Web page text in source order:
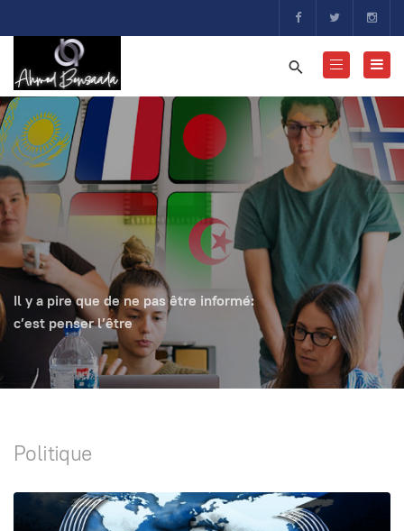
Il y a pire que de ne pas être informé:
c’est penser l’être
Politique